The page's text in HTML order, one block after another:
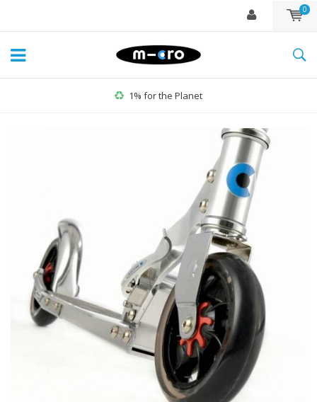
0
30 jours de retour